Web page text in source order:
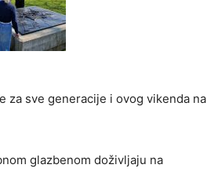
za sve generacije i ovog vikenda na
glazbenom doživljaju na